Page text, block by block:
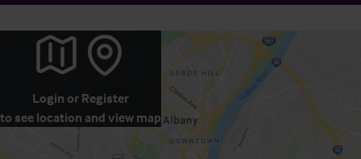
Login or Register
to see location and view map